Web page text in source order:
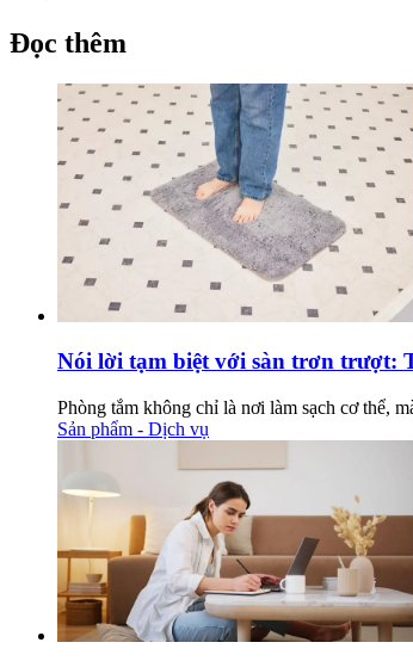
Đọc thêm
Nói lời tạm biệt với sàn trơn trượt:
Phòng tắm không chỉ là nơi làm sạch cơ thể,
Sản phẩm - Dịch vụ